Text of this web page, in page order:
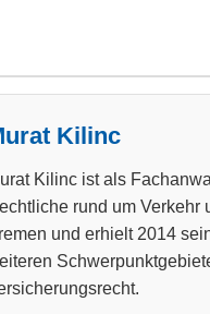
Kilinc
Kilinc ist als
rund um Verkehr
und erhielt 2014